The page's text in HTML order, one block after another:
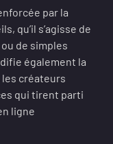
par la
qu’il s’agisse de
de simples
également la
créateurs
qui tirent parti
ligne